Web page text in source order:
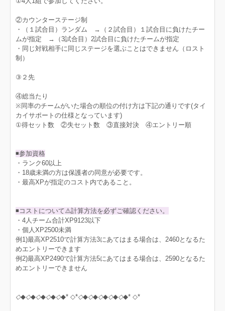
②カウンターステージ制
・（１試合目）ランダム →（２試合目）１試合目に負けたチー
ムが指定 →（3試合目）2試合目に負けたチームが指定
・同じ対戦相手に同じステージを選ぶことはできません（ロスト
制）
③２先
④総当たり
※同率のチームがいた場合の順位の付け方は下記の通りです(タイ
カイサポートの仕様となっています)
①得セット数 ②失セット数 ③直接対決 ④エントリー順
◾️参加資格
・ランク60以上
・18歳未満の方は保護者の同意が必要です。
・最高XPが指定のコスト内であること。
◾️コストについて⚠️計算方法を必ずご確認ください。
・4人チーム合計XP9123以下
・個人XP2500未満
例1)最高XP2510で計算方法3にあてはまる場合は、2460となるた
めエントリーできます
例2)最高XP2490で計算方法5にあてはまる場合は、2590となるた
めエントリーできません
◇◆◇◆◇◆◇◆◇◆* ◇*◇◆◇◆◇◆◇◆◇◆* ◇*